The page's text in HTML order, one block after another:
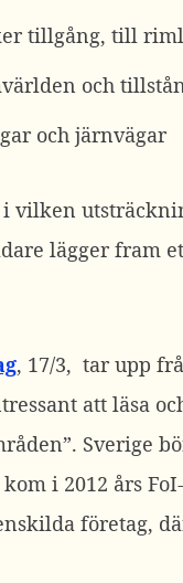
tillgång, till
och
och järnvägar
vilken
lägger fram
, 17/3, tar upp
att läsa
Sverige
kom i 2012 års
företag,